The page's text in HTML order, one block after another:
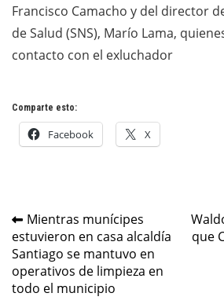
Francisco Camacho y del director
de Salud (SNS), Marío Lama,
contacto con el exluchador
Comparte esto:
Facebook X
Navegación
de
entradas
Mientras munícipes
estuvieron en casa alcaldía
Santiago se mantuvo en
operativos de limpieza en
todo el municipio
que